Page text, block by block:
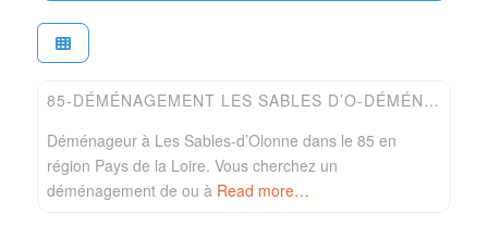
Easydem
85-DÉMÉNAGEMENT LES SABLES D’O-DÉMÉNAGEUR FORTIN
Déménageur à Les Sables-d’Olonne dans le 85 en
région Pays de la Loire. Vous cherchez un
déménagement de ou à Read more…